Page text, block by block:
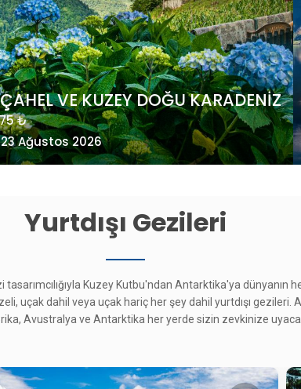
GEMİSİ İLE ARKTİK NORVEÇ -
Kutup Dairesi’nde Gezi
€
Ağustos 2026
Yurtdışı Gezileri
tasarımcılığıyla Kuzey Kutbu'ndan Antarktika'ya dünyanın
uçak dahil veya uçak hariç her şey dahil yurtdışı gezileri.
Avustralya ve Antarktika her yerde sizin zevkinize